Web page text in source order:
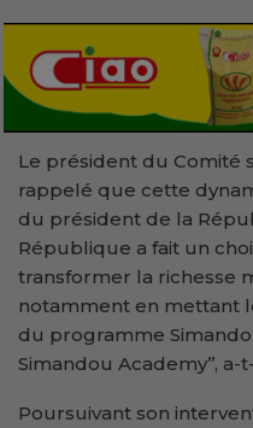
Le président du Comité
rappelé que cette
du président de la
République a fait un
transformer la richesse
notamment en mettant
du programme
Simandou Academy’’,
Poursuivant son